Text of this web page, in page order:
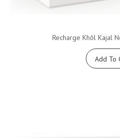
Recharge Khôl Kajal
Add To